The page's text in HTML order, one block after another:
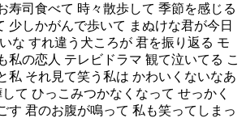
寿司食べて 時々散歩して 季節を感じる
少しかがんで歩いて まぬけな君が今日
な すれ違う犬ころが 君を振り返る モ
私の恋人 テレビドラマ 観て泣いてる こ
私 それ見て笑う私は かわいくないなあ
て ひっこみつかなくなって せっかく
す 君のお腹が鳴って 私も笑ってしまっ